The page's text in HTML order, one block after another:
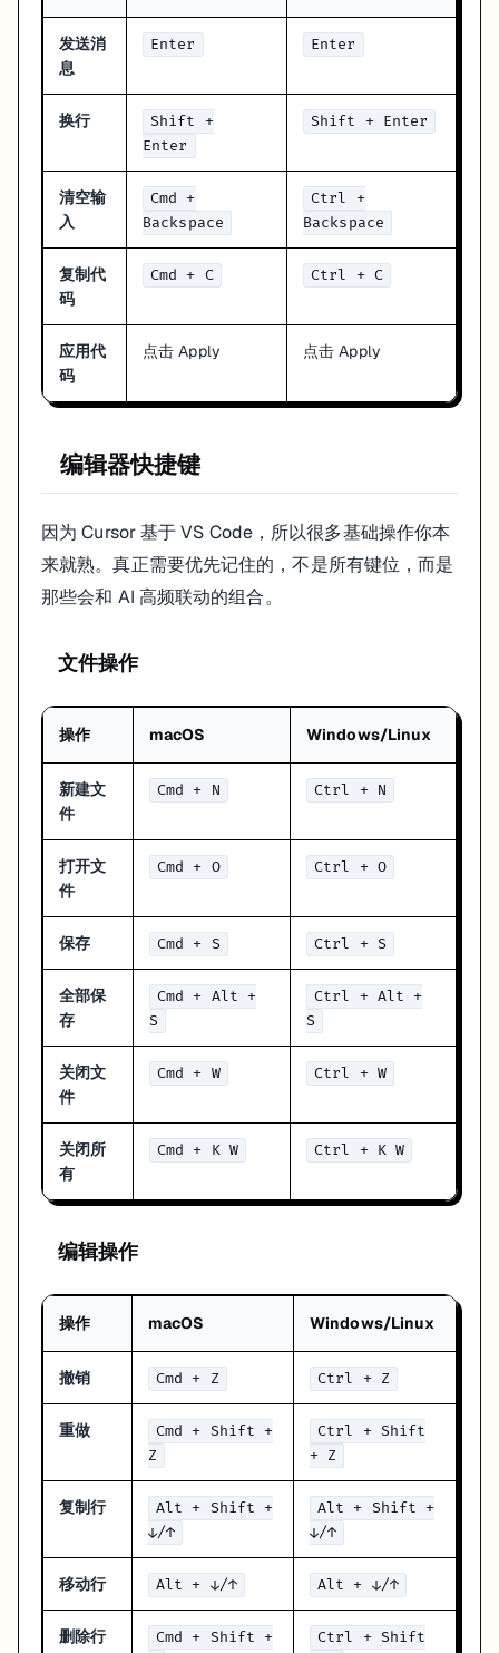
面板操作
操作 macOS
Windows/Linux
打开终端
Ctrl + ` Ctrl + `
Cmd + Shift + P
打开设置 Cmd + , Ctrl + ,
打开侧边栏 Cmd + B Ctrl + B
资源管理器 Cmd + Shift + E Ctrl + Shift + E
搜索面板 Cmd + Shift + F Ctrl + Shift + F
Cmd + Shift + G Ctrl + Shift + G
扩展面板
自定义快捷键
你可以自定义任何快捷键：
搜索 "Preferences: Open Keyboard Shortcuts"
搜索要修改的命令
推荐自定义
// keybindings.json
"key": "cmd+shift+c"
"cursor.action.applyLastSuggestion"
快捷键记忆技巧
AI 功能记忆口诀
L = Chat (聊天/Language)
- 与 AI 对话
K = 内联编辑
- 就地修改
我自己最建议先记住的也是这三个。因为它们分别对应三类最常见动作
想问：Cmd/Ctrl + L
想改多处：
想改当前：Cmd/Ctrl + K
这三个只要形成手感，Cursor 的“AI 协作感”就会明显不一样。因为你
常用组合
组合
选中代码→Cmd + L 询问选中代码
Cmd + I→ 描述 → Apply 多文件编辑流程
Cmd + K→ 指令 →Enter 内联编辑流程
什么时候该优先练哪几个快捷键
如果你刚开始用 Cursor，不用试图一次记住整页。
更实际的顺序通常是：
Cmd/Ctrl + L，保证你能随手开 Chat
Cmd/Ctrl + K
，因为局部修改非常高频
再记
，等你开始做跨文件任务
最后再慢慢熟悉 Tab 的切换和拒绝建议
这样会比一口气背全表更容易形成习惯。
发送消
息
Enter Enter
换行
Shift +
Enter
Shift + Enter
清空输
入
Cmd +
Backspace
Ctrl +
Backspace
复制代
码
Cmd + C Ctrl + C
应用代
码
点击 Apply 点击 Apply
编辑器快捷键
因为 Cursor 基于 VS Code，所以很多基础操作你本
来就熟。真正需要优先记住的，不是所有键位，而是
那些会和 AI 高频联动的组合。
文件操作
操作 macOS Windows/Linux
新建文
件
Cmd + N Ctrl + N
打开文
件
Cmd + O Ctrl + O
保存 Cmd + S Ctrl + S
全部保
存
Cmd + Alt +
S
Ctrl + Alt +
S
关闭文
件
Cmd + W Ctrl + W
关闭所
有
Cmd + K W Ctrl + K W
编辑操作
操作 macOS Windows/Linux
撤销 Cmd + Z Ctrl + Z
重做
Cmd + Shift +
Z
Ctrl + Shift
+ Z
复制行
Alt + Shift +
↓/↑
Alt + Shift +
↓/↑
移动行 Alt + ↓/↑ Alt + ↓/↑
删除行 Cmd + Shift + Ctrl + Shift